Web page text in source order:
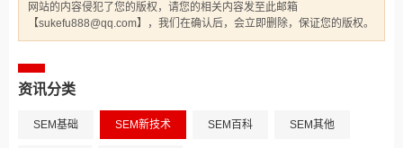
网站的内容侵犯了您的版权，请您的相关内容发至此邮箱
【sukefu888@qq.com】，我们在确认后，会立即删除，保证您的版权。
资讯分类
SEM基础 SEM新技术 SEM百科 SEM其他